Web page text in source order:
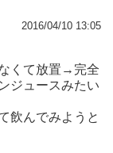
2016/04/10 13:05
くて放置→完全
ジュースみたい
飲んでみようと